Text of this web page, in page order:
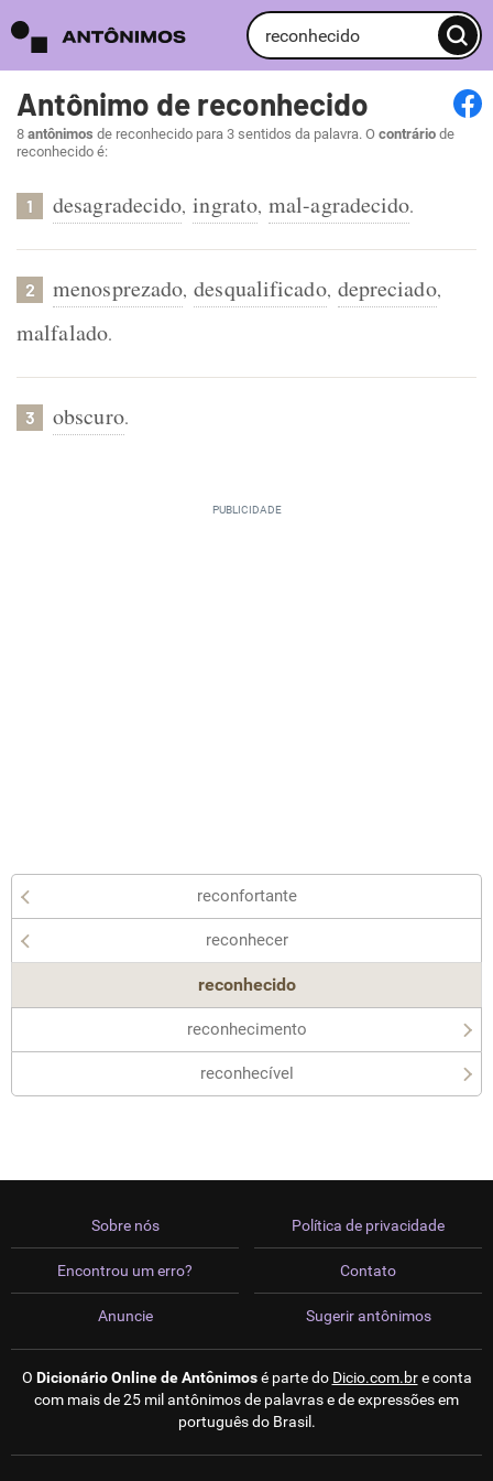
Antônimo de reconhecido
8 antônimos de reconhecido para 3 sentidos da palavra. O contrário de
reconhecido é:
1 desagradecido, ingrato, mal-agradecido.
2 menosprezado, desqualificado, depreciado,
malfalado.
3 obscuro.
reconfortante
reconhecer
reconhecido
reconhecimento
reconhecível
Sobre nós
Encontrou um erro?
Anuncie
Política de privacidade
Contato
Sugerir antônimos
O Dicionário Online de Antônimosé parte do Dicio.com.bre conta
com mais de 25 mil antônimos de palavras e de expressões em
português do Brasil.